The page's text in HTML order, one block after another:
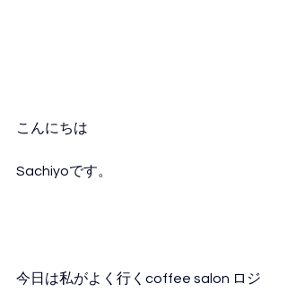
こんにちは
Sachiyoです。
今日は私がよく行くcoffee salon ロジ